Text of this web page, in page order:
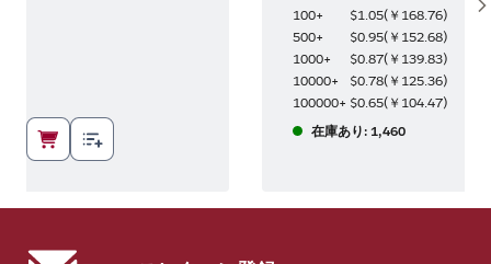
100+
$1.05(￥168.76)
500+
$0.95(￥152.68)
1000+
$0.87(￥139.83)
10000+
$0.78(￥125.36)
100000+ $0.65(￥104.47)
在庫あり: 1,460